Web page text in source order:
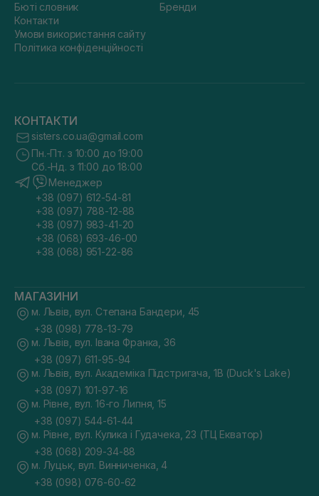
Бюті словник
Контакти
Умови використання сайту
Політика конфіденційності
Бренди
КОНТАКТИ
sisters.co.ua@gmail.com
Пн.-Пт. з 10:00 до 19:00
Сб.-Нд. з 11:00 до 18:00
Менеджер
+38 (097) 612-54-81
+38 (097) 788-12-88
+38 (097) 983-41-20
+38 (068) 693-46-00
+38 (068) 951-22-86
МАГАЗИНИ
м. Львів, вул. Степана Бандери, 45
+38 (098) 778-13-79
м. Львів, вул. Івана Франка, 36
+38 (097) 611-95-94
м. Львів, вул. Академіка Підстригача, 1В (Duck's Lake)
+38 (097) 101-97-16
м. Рівне, вул. 16-го Липня, 15
+38 (097) 544-61-44
м. Рівне, вул. Кулика і Гудачека, 23 (ТЦ Екватор)
+38 (068) 209-34-88
м. Луцьк, вул. Винниченка, 4
+38 (098) 076-60-62